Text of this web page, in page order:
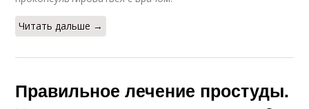
Читать дальше →
Правильное лечение простуды.